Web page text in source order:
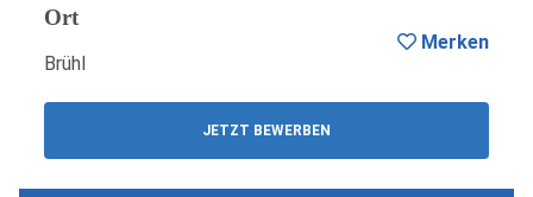
Ort
Brühl
JETZT BEWERBEN
Merken